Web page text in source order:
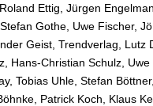
Ettig, Jürgen
Gothe, Uwe Fischer,
Geist, Trendverlag, Lutz
Hans-Christian Schulz, Uwe
Tobias Uhle, Stefan
Patrick Koch, Klaus